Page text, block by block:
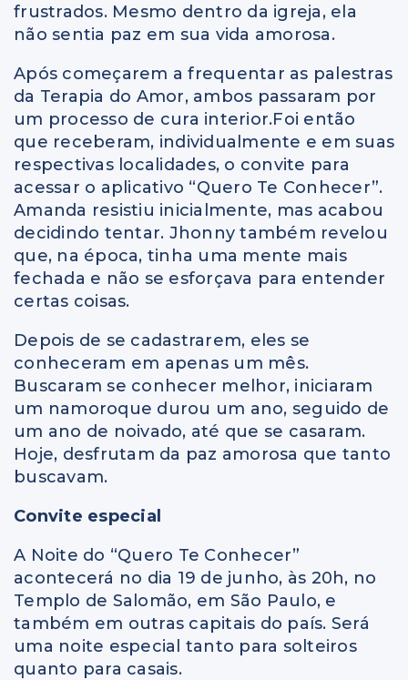
frustrados. Mesmo dentro da igreja, ela
não sentia paz em sua vida amorosa.
Após começarem a frequentar as palestras
da Terapia do Amor, ambos passaram por
um processo de cura interior.Foi então
que receberam, individualmente e em suas
respectivas localidades, o convite para
acessar o aplicativo “Quero Te Conhecer”.
Amanda resistiu inicialmente, mas acabou
decidindo tentar. Jhonny também revelou
que, na época, tinha uma mente mais
fechada e não se esforçava para entender
certas coisas.
Depois de se cadastrarem, eles se
conheceram em apenas um mês.
Buscaram se conhecer melhor, iniciaram
um namoroque durou um ano, seguido de
um ano de noivado, até que se casaram.
Hoje, desfrutam da paz amorosa que tanto
buscavam.
Convite especial
A Noite do “Quero Te Conhecer”
acontecerá no dia 19 de junho, às 20h, no
Templo de Salomão, em São Paulo, e
também em outras capitais do país. Será
uma noite especial tanto para solteiros
quanto para casais.